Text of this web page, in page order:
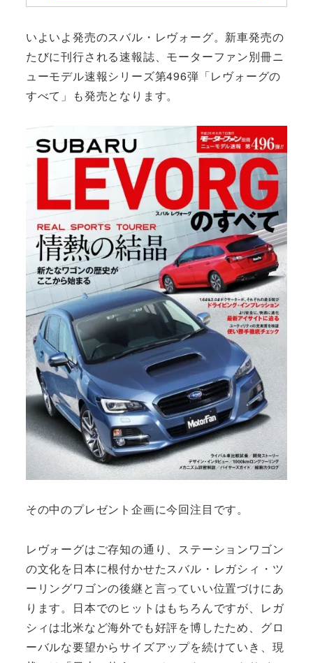
いよいよ発売のスバル・レヴォーグ。新車発売の
たびに刊行される速報誌、モーターファン別冊ニ
ューモデル速報シリーズ第496弾「レヴォーグの
すべて」も発売となります。
その中のプレゼント企画に今回注目です。
レヴォーグはご存知の通り、ステーションワゴン
の文化を日本に根付かせたスバル・レガシィ・ツ
ーリングワゴンの後継と言っていい位置づけにあ
ります。日本でのヒットはもちろんですが、レガ
シィは北米など海外でも好評を博したため、グロ
ーバルな要望からサイズアップを続けていき、現